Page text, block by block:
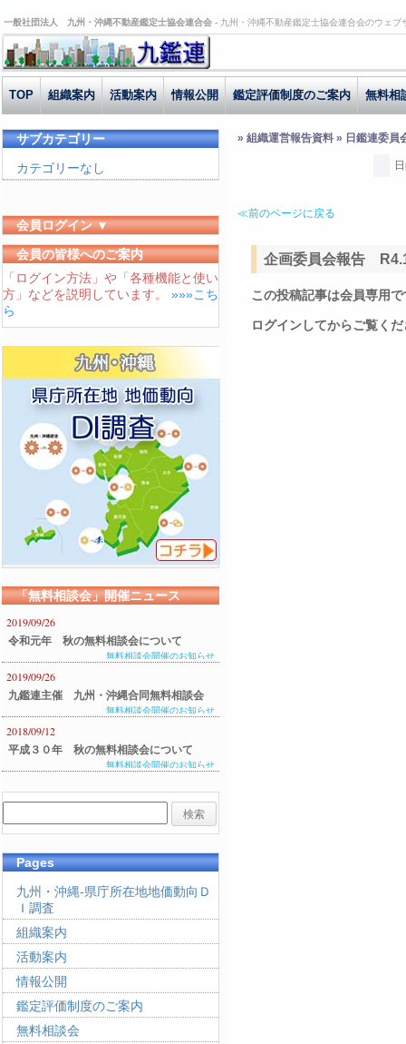
一般社団法人 九州・沖縄不動産鑑定士協会連合会 - 九州・沖縄不動産鑑定士協会連合会のウェ
TOP 組織案内 活動案内 情報公開 鑑定評価制度のご案内 無料相
» 組織運営報告資料 » 日鑑連委員
≪前のページに戻る
企画委員会報告
この投稿記事は会員専用
ログインしてからご覧く
サブカテゴリー
カテゴリーなし
会員ログイン ▼
ユーザーID
パスワード
会員の皆様へのご案内
「ログイン方法」や「各種機能と使い
方」などを説明しています。 »»»こち
ら
「無料相談会」開催ニュース
2019/09/26
令和元年 秋の無料相談会について
無料相談会開催のお知らせ
2019/09/26
九鑑連主催 九州・沖縄合同無料相談会
のご案内
無料相談会開催のお知らせ
2018/09/12
平成３０年 秋の無料相談会について
無料相談会開催のお知らせ
Pages
九州・沖縄-県庁所在地地価動向Ｄ
Ｉ調査
組織案内
活動案内
情報公開
鑑定評価制度のご案内
無料相談会